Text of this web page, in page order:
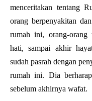
menceritakan tentang
orang berpenyakitan
rumah ini, orang-orang
hati, sampai akhir
sudah pasrah dengan
rumah ini. Dia
sebelum akhirnya wafat.